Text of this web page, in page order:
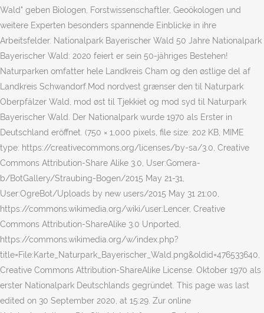
Wald" geben Biologen, Forstwissenschaftler, Geoökologen und
weitere Experten besonders spannende Einblicke in ihre
Arbeitsfelder. Nationalpark Bayerischer Wald 50 Jahre Nationalpark
Bayerischer Wald: 2020 feiert er sein 50-jähriges Bestehen!
Naturparken omfatter hele Landkreis Cham og den østlige del af
Landkreis Schwandorf.Mod nordvest grænser den til Naturpark
Oberpfälzer Wald, mod øst til Tjekkiet og mod syd til Naturpark
Bayerischer Wald. Der Nationalpark wurde 1970 als Erster in
Deutschland eröffnet. (750 × 1,000 pixels, file size: 202 KB, MIME
type: https://creativecommons.org/licenses/by-sa/3.0, Creative
Commons Attribution-Share Alike 3.0, User:Gomera-
b/BotGallery/Straubing-Bogen/2015 May 21-31,
User:OgreBot/Uploads by new users/2015 May 31 21:00,
https://commons.wikimedia.org/wiki/user:Lencer, Creative
Commons Attribution-ShareAlike 3.0 Unported,
https://commons.wikimedia.org/w/index.php?
title=File:Karte_Naturpark_Bayerischer_Wald.png&oldid=476533640,
Creative Commons Attribution-ShareAlike License. Oktober 1970 als
erster Nationalpark Deutschlands gegründet. This page was last
edited on 30 September 2020, at 15:29. Zur online